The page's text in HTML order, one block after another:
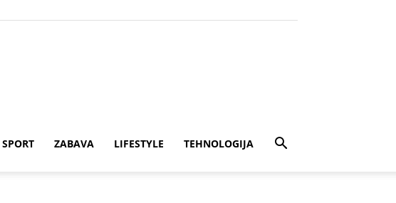
SPORT ZABAVA LIFESTYLE TEHNOLOGIJA